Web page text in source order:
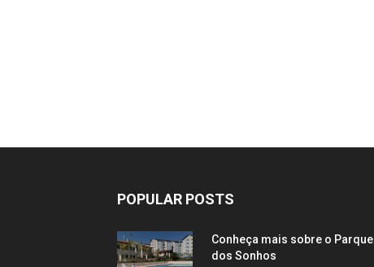
POPULAR POSTS
Conheça mais sobre o Parque
dos Sonhos